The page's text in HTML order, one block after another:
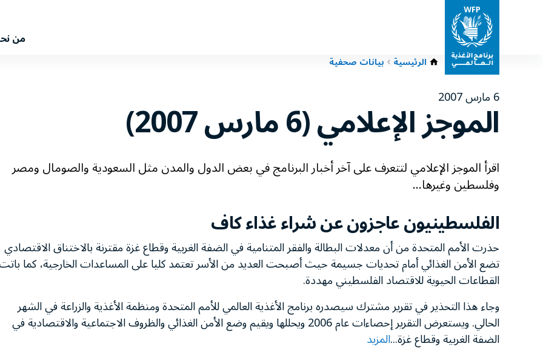
من
الرئيسية بيانات صحفية
6 مارس 2007
الموجز الإعلامي (6 مارس 2007)
اقرأ الموجز الإعلامي لتتعرف على آخر أخبار البرنامج في بعض الدول والمدن مثل السعودية والصومال ومصر
وفلسطين وغيرها...
الفلسطينيون عاجزون عن شراء غذاء كاف
حذرت الأمم المتحدة من أن معدلات البطالة والفقر المتنامية في الضفة الغربية وقطاع غزة مقترنة بالاختناق الاقتصادي
تضع الأمن الغذائي أمام تحديات جسيمة حيث أصبحت العديد من الأسر تعتمد كليا على المساعدات الخارجية، كما
القطاعات الحيوية للاقتصاد الفلسطيني مهددة.
وجاء هذا التحذير في تقرير مشترك سيصدره برنامج الأغذية العالمي للأمم المتحدة ومنظمة الأغذية والزراعة في الشهر
الحالي. ويستعرض التقرير إحصاءات عام 2006 ويحللها ويقيم وضع الأمن الغذائي والظروف الاجتماعية والاقتصادية في
الضفة الغربية وقطاع غزة...المزيد